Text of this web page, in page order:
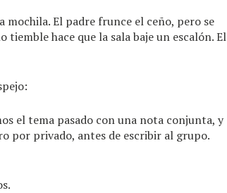
El padre frunce el ceño, pero se
tiemble hace que la sala baje un escalón. El
el tema pasado con una nota conjunta, y
por privado, antes de escribir al grupo.